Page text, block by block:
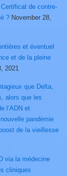
de contre-
? November 28,
et éventuel
de la pleine
2021
que Delta,
alors que les
l’ADN et
pandémie
de la vieillesse
via la médecine
cliniques